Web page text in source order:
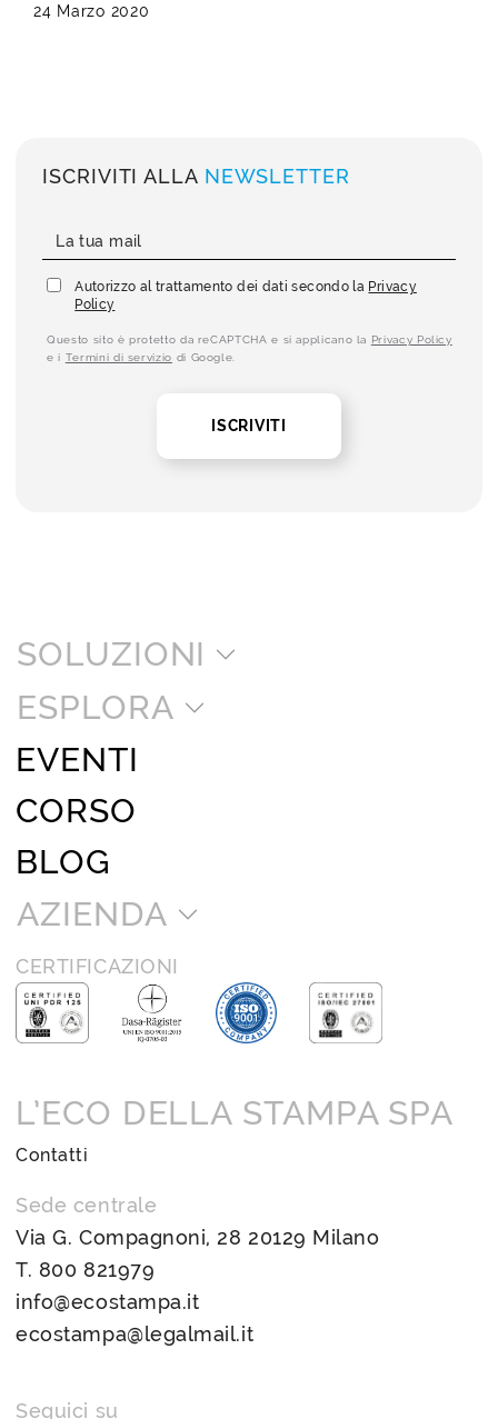
24 Marzo 2020
ISCRIVITI ALLA NEWSLETTER
Autorizzo al trattamento dei dati secondo la Privacy
Policy
Questo sito è protetto da reCAPTCHA e si applicano la Privacy Policy
e i Termini di servizio di Google.
ISCRIVITI
SOLUZIONI
ESPLORA
EVENTI
CORSO
BLOG
AZIENDA
CERTIFICAZIONI
L’ECO DELLA STAMPA SPA
Contatti
Sede centrale
Via G. Compagnoni, 28 20129 Milano
T. 800 821979
info@ecostampa.it
ecostampa@legalmail.it
Seguici su